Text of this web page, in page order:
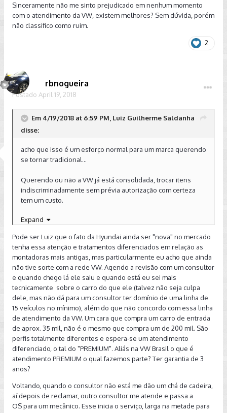
Sinceramente não me sinto prejudicado em nenhum momento
com o atendimento da VW, existem melhores? Sem dúvida, porém
não classifico como ruim.
2
rbnogueira
Postado April 19, 2018
Em 4/19/2018 at 6:59 PM, Luiz Guilherme Saldanha
disse:
acho que isso é um esforço normal para um marca querendo
se tornar tradicional...
Querendo ou não a VW já está consolidada, trocar itens
indiscriminadamente sem prévia autorização com certeza
tem um custo.
Acredito que daqui 10 anos quando a Hyundai estiver
consolidada o processo mudará um pouco.
Lembrando que a CSS não pode ficar com o prejuízo, então o
caminho normal realmente é informar a fábrica e esperar o
ok para seguir, é um processo chato...é sim com certeza,
porém nesses quase 5 anos de Golf NUNCA me negaram
nada na garantia...
Inclusive minha última revisão foi semana passada ( levei o
carro na terça e a garantia terminaria na sexta seguinte ), me
trocaram os 2 amortecedores da frente e botão start / stop
em garantia. Só pude retirar o carro uma semana depois pois
tive que esperar as peças chegarem da fábrica e a
consultora me sugeriu para não tirar o carro da CSS pois
tecnicamente a garantia acabaria no meio tempo e a fábrica
poderia questionar. Achei melhor deixar o carro porém tudo
na faixa.
Sinceramente não me sinto prejudicado em nenhum
momento com o atendimento da VW, existem melhores?
Sem dúvida, porém não classifico como ruim.
Expand
Pode ser Luiz que o fato da Hyundai ainda ser "nova" no mercado
tenha essa atenção e tratamentos diferenciados em relação as
montadoras mais antigas, mas particularmente eu acho que ainda
não tive sorte com a rede VW. Agendo a revisão com um consultor
e quando chego lá ele saiu e quando está eu sei mais
tecnicamente sobre o carro do que ele (talvez não seja culpa
dele, mas não dá para um consultor ter domínio de uma linha de
15 veículos no mínimo), além do que não concordo com essa linha
de atendimento da VW. Um cara que compra um carro de entrada
de aprox. 35 mil, não é o mesmo que compra um de 200 mil. São
perfis totalmente diferentes e espera-se um atendimento
diferenciado, o tal do "PREMIUM". Aliás na VW Brasil o que é
atendimento PREMIUM o qual fazemos parte? Ter garantia de 3
anos?
Voltando, quando o consultor não está me dão um chá de cadeira,
aí depois de reclamar, outro consultor me atende e passa a
OS para um mecânico. Esse inicia o serviço, larga na metade para